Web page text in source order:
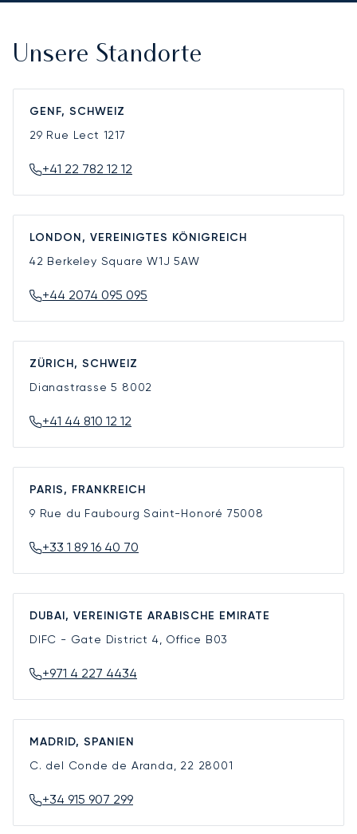
Unsere Standorte
GENF, SCHWEIZ
29 Rue Lect 1217
+41 22 782 12 12
LONDON, VEREINIGTES KÖNIGREICH
42 Berkeley SquareW1J 5AW
+44 2074 095 095
ZÜRICH, SCHWEIZ
Dianastrasse 5 8002
+41 44 810 12 12
PARIS, FRANKREICH
9 Rue du Faubourg Saint-Honoré 75008
+33 1 89 16 40 70
DUBAI, VEREINIGTE ARABISCHE EMIRATE
DIFC - Gate District 4, Office B03
+971 4 227 4434
MADRID, SPANIEN
C. del Conde de Aranda, 22 28001
+34 915 907 299